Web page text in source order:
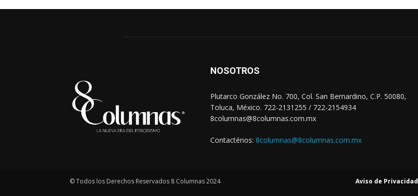
NOSOTROS
Plutarco González No. 700, Col. San Bernardino, C.P. 50080,
Toluca, México. 722-2131255 / 722-2154934
8columnas@8columnas.com.mx
Contacténos: 8columnas@8columnas.com.mx
© Todos los Derechos Reservados 8 Columnas 2024 Aviso de Privacidad